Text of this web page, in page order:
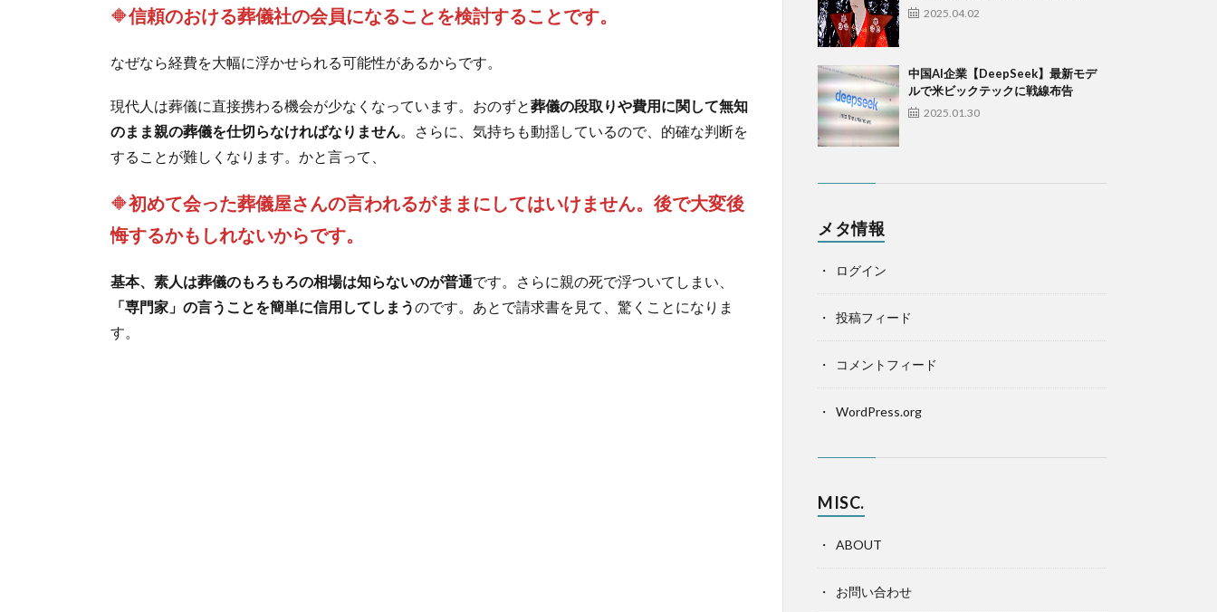
🔶信頼のおける葬儀社の会員になることを検討することです。
なぜなら経費を大幅に浮かせられる可能性があるからです。
現代人は葬儀に直接携わる機会が少なくなっています。おのずと葬儀の段取りや費用に関して無知
のまま親の葬儀を仕切らなければなりません。さらに、気持ちも動揺しているので、的確な判断を
することが難しくなります。かと言って、
🔶初めて会った葬儀屋さんの言われるがままにしてはいけません。後で大変後
悔するかもしれないからです。
基本、素人は葬儀のもろもろの相場は知らないのが普通です。さらに親の死で浮ついてしまい、
「専門家」の言うことを簡単に信用してしまうのです。あとで請求書を見て、驚くことになりま
す。
2025.04.02
中国AI企業【DeepSeek】最新モデ
ルで米ビックテックに戦線布告
2025.01.30
メタ情報
ログイン
投稿フィード
コメントフィード
WordPress.org
MISC.
ABOUT
お問い合わせ